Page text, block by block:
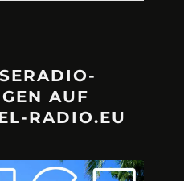
AUF
RADIO.EU